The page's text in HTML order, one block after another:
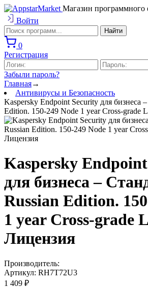
Магазин программного
Войти
0
Регистрация
Забыли пароль?
Главная→
Антивирусы и Безопасность
Kaspersky Endpoint Security для бизнеса
Edition. 150-249 Node 1 year Cross-grade
Kaspersky
для бизнеса –
Russian Edition.
1 year Cross-grade
Лицензия
Производитель:
Артикул: RH7T72U3
1 409 ₽